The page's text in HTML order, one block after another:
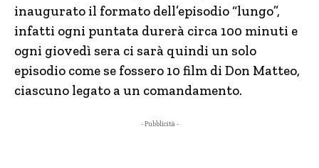
inaugurato il formato dell’episodio “lungo”,
infatti ogni puntata durerà circa 100 minuti e
ogni giovedì sera ci sarà quindi un solo
episodio come se fossero 10 film di Don Matteo,
ciascuno legato a un comandamento.
- Pubblicità -